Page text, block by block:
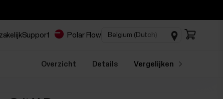
Support Polar Flow
Overzicht Details Vergelijken